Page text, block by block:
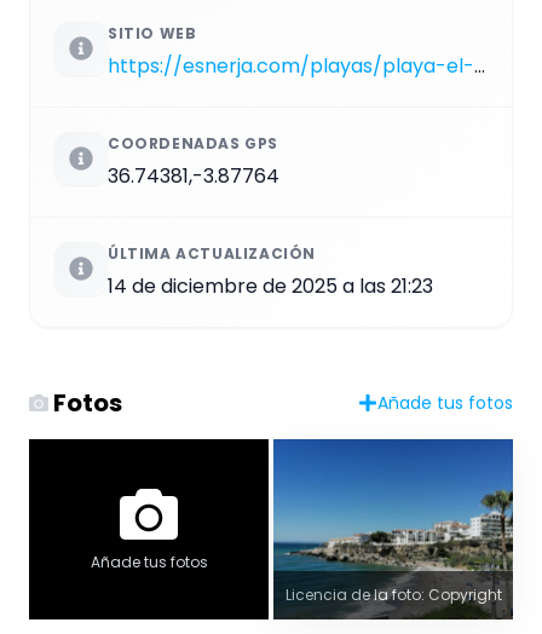
SITIO WEB
https://esnerja.com/playas/playa-el-salon
COORDENADAS GPS
36.74381,-3.87764
ÚLTIMA ACTUALIZACIÓN
14 de diciembre de 2025 a las 21:23
Fotos Añade tus fotos
Añade tus fotos
Licencia de la foto: Copyright